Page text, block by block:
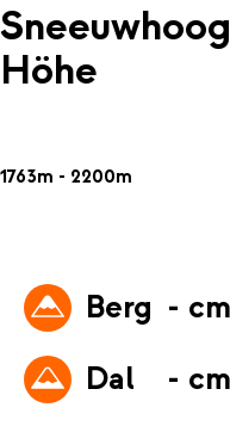
Höhe
1763m - 2200m
Berg - cm
Dal
- cm